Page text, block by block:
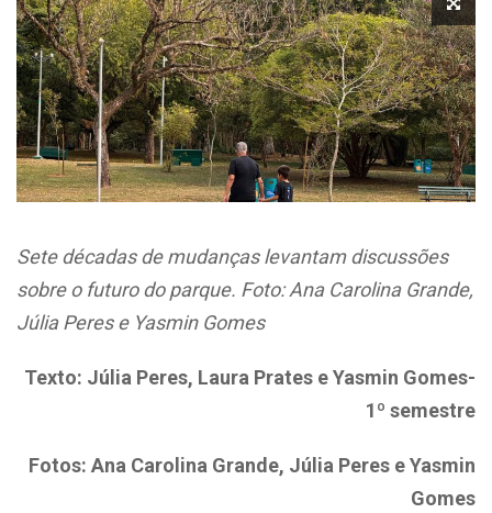
Sete décadas de mudanças levantam discussões
sobre o futuro do parque. Foto: Ana Carolina Grande,
Júlia Peres e Yasmin Gomes
Texto: Júlia Peres, Laura Prates e Yasmin Gomes-
1º semestre
Fotos: Ana Carolina Grande, Júlia Peres e Yasmin
Gomes